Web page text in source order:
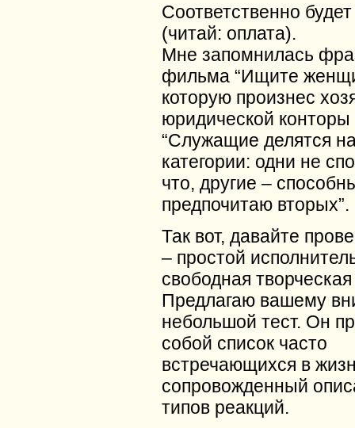
Соответственно
(читай: оплата).
Мне запомнилась
фильма “Ищите
которую произнес
юридической
“Служащие делятся
категории: одни не
что, другие –
предпочитаю вторых”.
Так вот, давайте
– простой
свободная
Предлагаю вашему
небольшой тест. Он
собой список часто
встречающихся в
сопровожденный
типов реакций.